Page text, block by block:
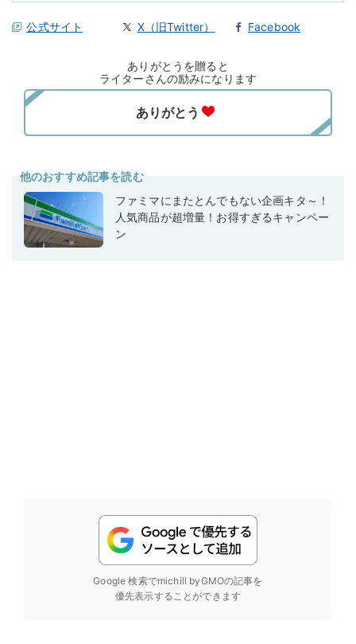
公式サイト X（旧Twitter） Facebook
ありがとうを贈ると
ライターさんの励みになります
他のおすすめ記事を読む
ファミマにまたとんでもない企画キタ～！
人気商品が超増量！お得すぎるキャンペー
ン
Google 検索でmichill byGMOの記事を
優先表示することができます